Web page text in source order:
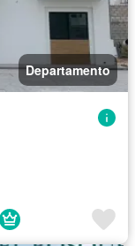
Departamento